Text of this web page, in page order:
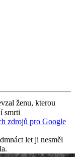
ženu, kterou
smrti
zdrojů pro Google
let ji nesměl